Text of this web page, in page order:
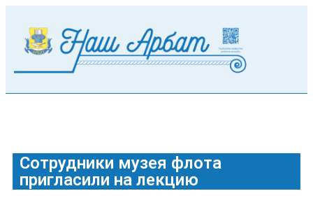
Сотрудники музея флота
пригласили на лекцию